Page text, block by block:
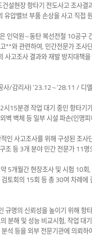
설현장 항타기 전도사고 조사결
유압밸브 부품 손상을 사고 직접
인덕원∼동탄 복선전철 10공구
**와 관련하여, 민간전문가 조사
사고조사 결과와 재발 방지대책
사/감리사) ’23.12∼’28.11 / 디
15분경 작업 대기 중인 항타기
벽 벽체 등 일부 시설 파손(인명
인 사고조사를 위해 구성된 조
조 등 3개 분야 민간 전문가 11명
5개월간 현장조사 및 시험 10회,
토회의 15회 등 총 30여 차례에
규명의 신뢰성을 높이기 위해 항
분해 및 성능 비교시험, 작업 대
석 등을 외부 전문기관에 의뢰하